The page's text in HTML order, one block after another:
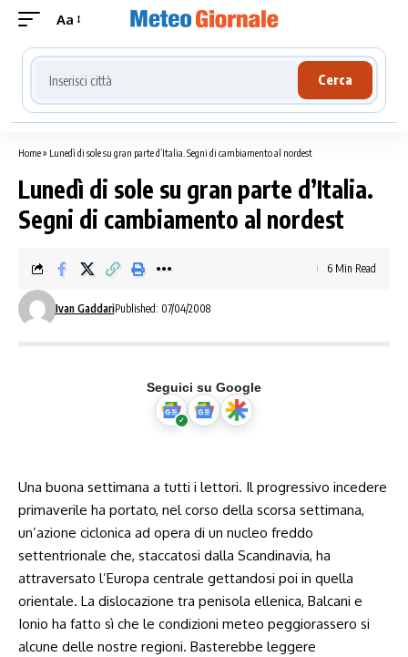
Aa
Cerca località meteo
Cerca
Home» Lunedì di sole su gran parte d’Italia. Segni di cambiamento al nordest
Lunedì di sole su gran parte d’Italia.
Segni di cambiamento al nordest
Ivan GaddariPublished: 07/04/2008
6 Min Read
Seguici su Google
Una buona settimana a tutti i lettori. Il progressivo incedere
primaverile ha portato, nel corso della scorsa settimana,
un’azione ciclonica ad opera di un nucleo freddo
settentrionale che, staccatosi dalla Scandinavia, ha
attraversato l’Europa centrale gettandosi poi in quella
orientale. La dislocazione tra penisola ellenica, Balcani e
Ionio ha fatto sì che le condizioni meteo peggiorassero si
alcune delle nostre regioni. Basterebbe leggere